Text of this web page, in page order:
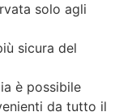
solo agli
sicura del
è possibile
da tutto il